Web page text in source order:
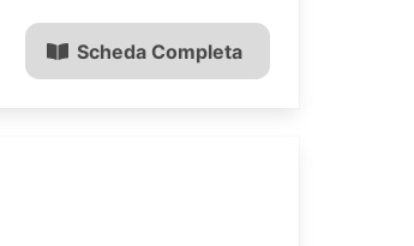
Scheda Completa